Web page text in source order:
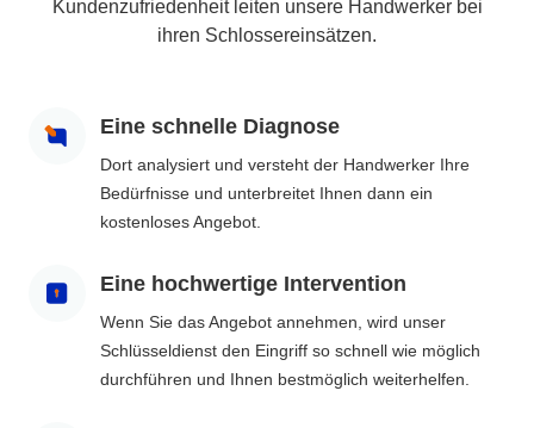
Kundenzufriedenheit leiten unsere Handwerker bei
ihren Schlossereinsätzen.
Eine schnelle Diagnose
Dort analysiert und versteht der Handwerker Ihre
Bedürfnisse und unterbreitet Ihnen dann ein
kostenloses Angebot.
Eine hochwertige Intervention
Wenn Sie das Angebot annehmen, wird unser
Schlüsseldienst den Eingriff so schnell wie möglich
durchführen und Ihnen bestmöglich weiterhelfen.